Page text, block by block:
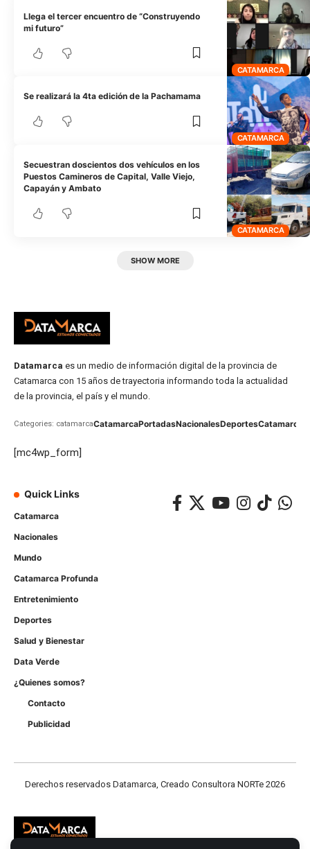
CATAMARCA
Llega el tercer encuentro de “Construyendo
mi futuro”
CATAMARCA
Se realizará la 4ta edición de la Pachamama
CATAMARCA
Secuestran doscientos dos vehículos en los
Puestos Camineros de Capital, Valle Viejo,
Capayán y Ambato
SHOW MORE
Datamarca es un medio de información digital de la provincia de
Catamarca con 15 años de trayectoria informando toda la actualidad
de la provincia, el país y el mundo.
Categories: catamarcaCatamarcaPortadasNacionalesDeportesCatamarca
[mc4wp_form]
Quick Links
Catamarca
Nacionales
Mundo
Catamarca Profunda
Entretenimiento
Deportes
Salud y Bienestar
Data Verde
¿Quienes somos?
Contacto
Publicidad
Derechos reservados Datamarca, Creado Consultora NORTe 2026